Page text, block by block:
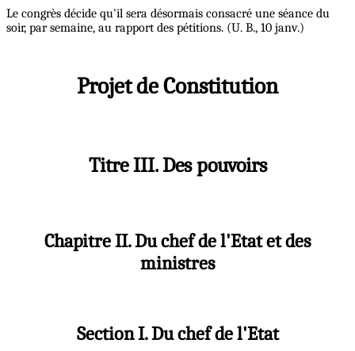
Le congrès décide qu'il sera désormais consacré une séance du
soir, par semaine, au rapport des pétitions. (U. B., 10 janv.)
Projet de Constitution
Titre III. Des pouvoirs
Chapitre II. Du chef de l'Etat et des
ministres
Section I. Du chef de l'Etat